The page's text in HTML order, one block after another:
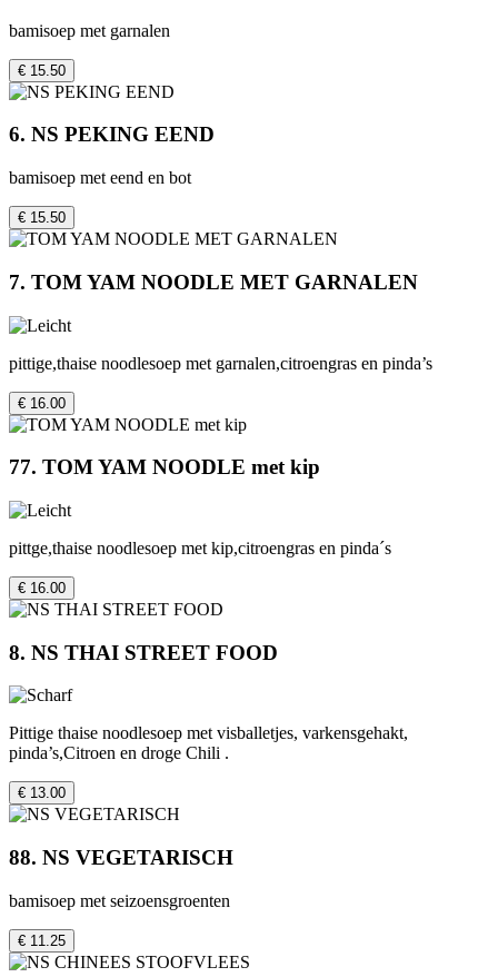
bamisoep met garnalen
€ 15.50
6. NS PEKING EEND
bamisoep met eend en bot
€ 15.50
7. TOM YAM NOODLE MET GARNALEN
pittige,thaise noodlesoep met garnalen,citroengras en pinda’s
€ 16.00
77. TOM YAM NOODLE met kip
pittge,thaise noodlesoep met kip,citroengras en pinda´s
€ 16.00
8. NS THAI STREET FOOD
Pittige thaise noodlesoep met visballetjes, varkensgehakt,
pinda’s,Citroen en droge Chili .
€ 13.00
88. NS VEGETARISCH
bamisoep met seizoensgroenten
€ 11.25